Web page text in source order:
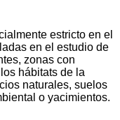
estricto en el
en el estudio de
zonas con
hábitats de la
naturales, suelos
o yacimientos.